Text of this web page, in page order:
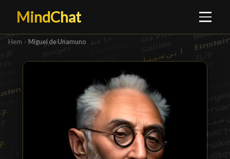
MindChat
Hem › Miguel de Unamuno